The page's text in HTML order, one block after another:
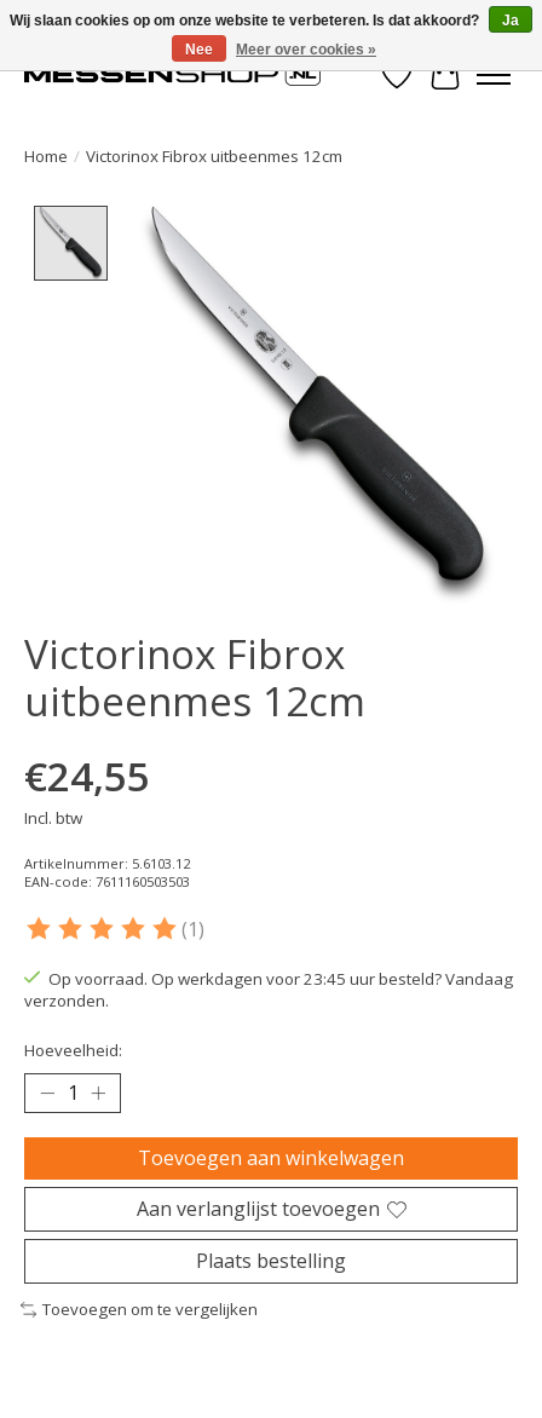
Verlanglijst
Home / Victorinox Fibrox uitbeenmes 12cm
Product image slideshow Items
Victorinox Fibrox
uitbeenmes 12cm
€24,55
Incl. btw
Artikelnummer: 5.6103.12
EAN-code: 7611160503503
De beoordeling van dit product is
(1)
Op voorraad. Op werkdagen voor 23:45 uur besteld? Vandaag
verzonden.
Hoeveelheid:
Toevoegen aan winkelwagen
Aan verlanglijst toevoegen
Plaats bestelling
Toevoegen om te vergelijken
Wij slaan cookies op om onze website te verbeteren. Is dat akkoord?
Ja
Nee
Meer over cookies »